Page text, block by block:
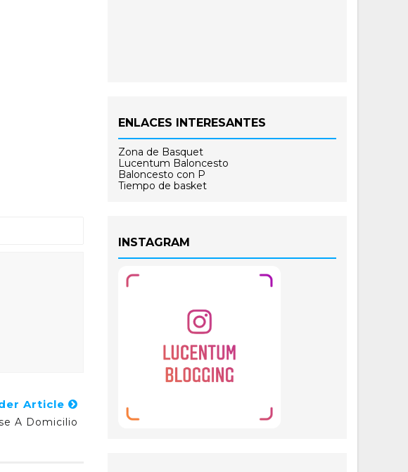
Article
A Domicilio
ENLACES INTERESANTES
Zona de Basquet
Lucentum Baloncesto
Baloncesto con P
Tiempo de basket
INSTAGRAM